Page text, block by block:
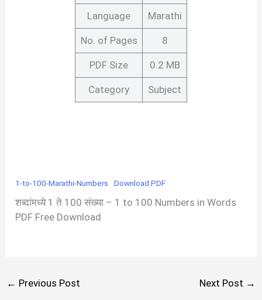
Language Marathi
No. of Pages 8
PDF Size 0.2 MB
Category Subject
1-to-100-Marathi-Numbers Download PDF
शब्दांमध्ये 1 ते 100 संख्या – 1 to 100 Numbers in Words
PDF Free Download
← Previous Post Next Post →